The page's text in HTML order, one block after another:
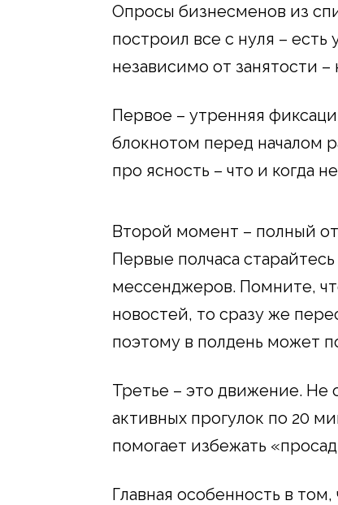
Опросы бизнесменов из
построил все с нуля –
независимо от занятости
Первое – утренняя
блокнотом перед началом
про ясность – что и когда
Второй момент – полный
Первые полчаса
мессенджеров. Помните,
новостей, то сразу же
поэтому в полдень может
Третье – это движение. Не
активных прогулок по 20
помогает избежать
Главная особенность в